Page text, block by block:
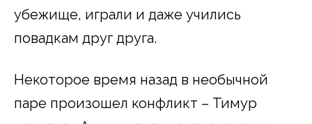
убежище, играли и даже учились
повадкам друг друга.
Некоторое время назад в необычной
паре произошел конфликт – Тимур